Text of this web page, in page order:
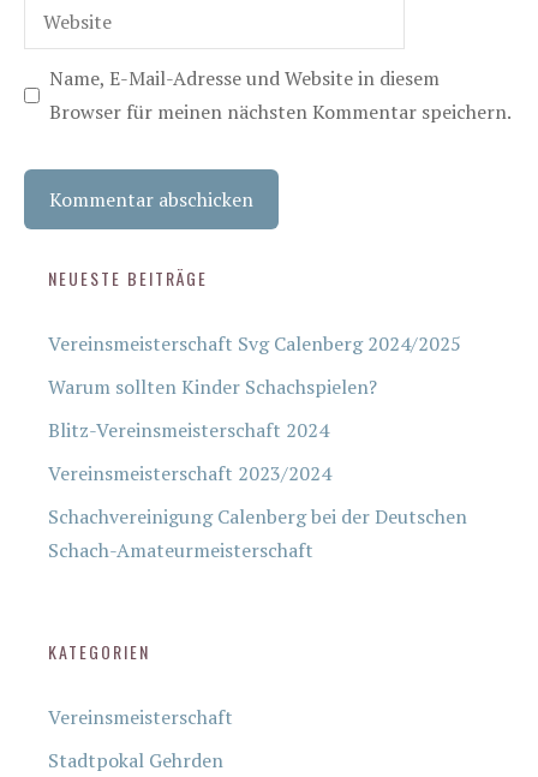
Adresse
Website
Name, E-Mail-Adresse und Website in diesem
Browser für meinen nächsten Kommentar speichern.
NEUESTE BEITRÄGE
Vereinsmeisterschaft Svg Calenberg 2024/2025
Warum sollten Kinder Schachspielen?
Blitz-Vereinsmeisterschaft 2024
Vereinsmeisterschaft 2023/2024
Schachvereinigung Calenberg bei der Deutschen
Schach-Amateurmeisterschaft
KATEGORIEN
Vereinsmeisterschaft
Stadtpokal Gehrden